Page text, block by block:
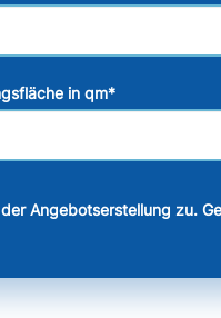
in qm*
Angebotserstellung zu.